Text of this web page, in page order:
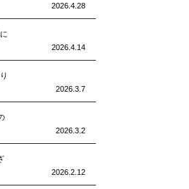
2026.4.28
2026.4.14
2026.3.7
2026.3.2
2026.2.12